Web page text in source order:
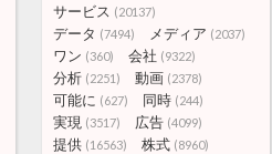
サービス (20137)
データ (7494) メディア (2037)
ワン (360) 会社 (9322)
分析 (2251) 動画 (2378)
可能に (627) 同時 (244)
実現 (3517) 広告 (4099)
提供 (16563) 株式 (8960)